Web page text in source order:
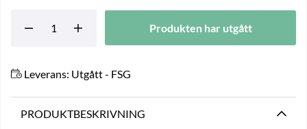
Produkten har utgått
Leverans: Utgått - FSG
PRODUKTBESKRIVNING